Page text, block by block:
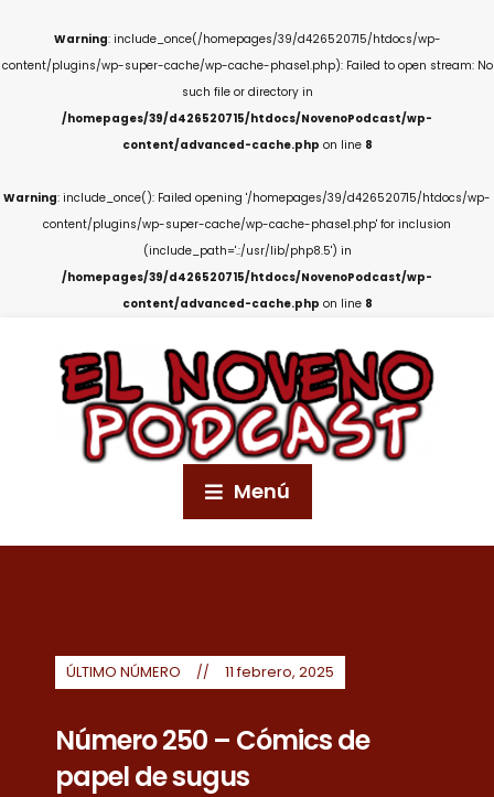
Warning: include_once(/homepages/39/d426520715/htdocs/wp-
content/plugins/wp-super-cache/wp-cache-phase1.php): Failed to open stream: No
such file or directory in
/homepages/39/d426520715/htdocs/NovenoPodcast/wp-
content/advanced-cache.php on line 8
Warning: include_once(): Failed opening '/homepages/39/d426520715/htdocs/wp-
content/plugins/wp-super-cache/wp-cache-phase1.php' for inclusion
(include_path='.:/usr/lib/php8.5') in
/homepages/39/d426520715/htdocs/NovenoPodcast/wp-
content/advanced-cache.php on line 8
Menú
ÚLTIMO NÚMERO 11 febrero, 2025
Número 250 – Cómics de
papel de sugus